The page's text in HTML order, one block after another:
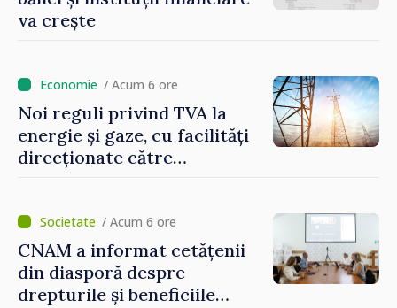
va crește
/ Acum 6 ore
Noi reguli privind TVA la
energie și gaze, cu facilități
direcționate către
/ Acum 6 ore
CNAM a informat cetățenii
din diasporă despre
drepturile și beneficiile